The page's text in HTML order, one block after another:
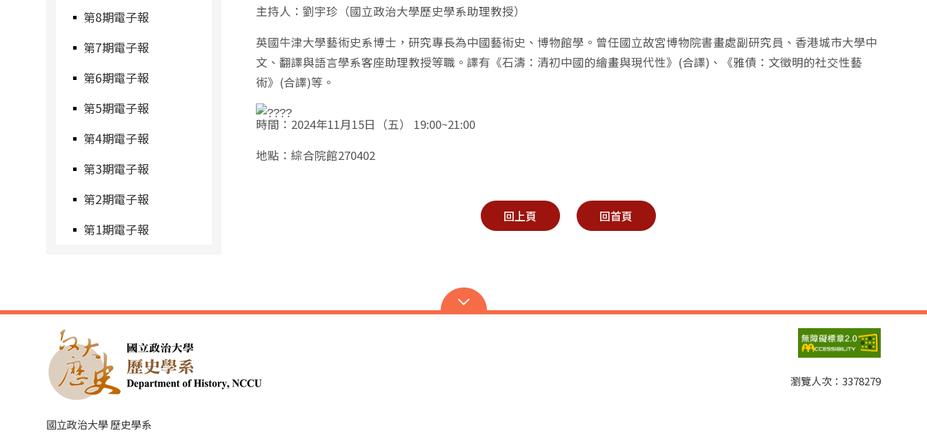
第8期電子報
第7期電子報
第6期電子報
第5期電子報
第4期電子報
第3期電子報
第2期電子報
第1期電子報
主持人：劉宇珍（國立政治大學歷史學系助理教授）
英國牛津大學藝術史系博士，研究專長為中國藝術史、博物館學。曾任國立故宮博物院書畫處副研究員、香港城市大學中
文、翻譯與語言學系客座助理教授等職。譯有《石濤：清初中國的繪畫與現代性》(合譯)、《雅債：文徵明的社交性藝
術》(合譯)等。
時間：2024年11月15日（五） 19:00~21:00
地點：綜合院館270402
回上頁 回首頁
國立政治大學 歷史學系
瀏覽人次： 3378279